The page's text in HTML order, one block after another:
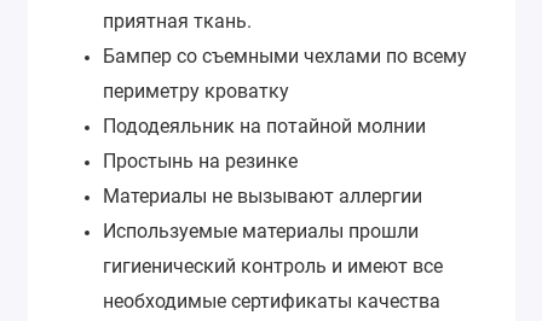
приятная ткань.
Бампер со съемными чехлами по всему
периметру кроватку
Пододеяльник на потайной молнии
Простынь на резинке
Материалы не вызывают аллергии
Используемые материалы прошли
гигиенический контроль и имеют все
необходимые сертификаты качества